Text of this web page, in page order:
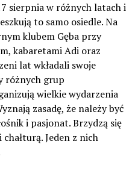
sierpnia w różnych latach i
to samo osiedle. Na
klubem Gęba przy
kabaretami Adi oraz
lat wkładali swoje
różnych grup
wielkie wydarzenia
zasadę, że należy być
i pasjonat. Brzydzą się
Jeden z nich